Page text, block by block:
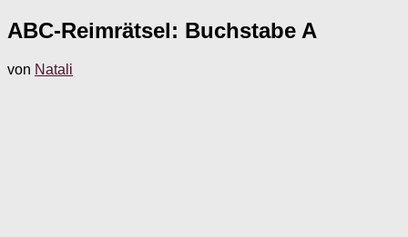
ABC-Reimrätsel: Buchstabe A
von Natali